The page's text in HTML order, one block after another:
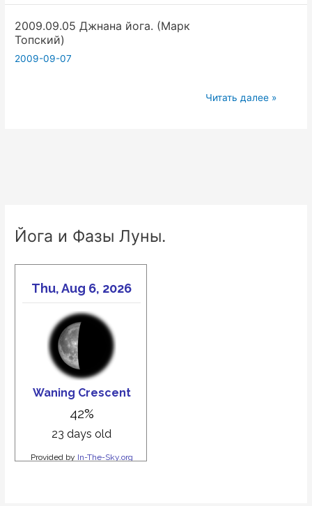
к
2,
2009.09.05 Джнана йога. (Марк
Топский)
2009-09-07
2009.09.05
Читать далее »
Йога и Фазы Луны.